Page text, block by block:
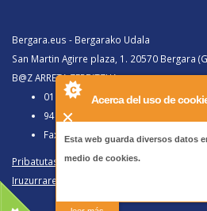
Acerca del uso de
Esta web guarda diversos datos
medio de cookies.
Bergara.eus - Bergarako Udala
San Martin Agirre plaza, 1. 20570 Bergara
B@Z ARRETA ZERBITZUA:
010, Bergaratik deituz gero
943 77 91 00, Bergaraz kanpotik
Faxa 943 77 91 63
Pribatutasun politika eta lege oharra
Iruzurraren Aurkako Politika